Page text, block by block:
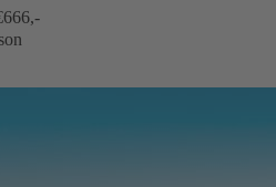
666,-